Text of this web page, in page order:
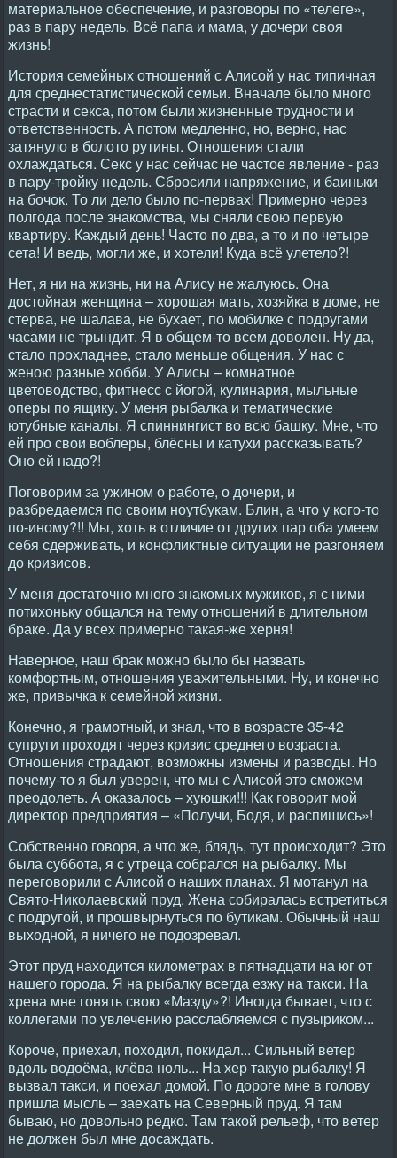
материальное обеспечение, и разговоры по «телеге»,
раз в пару недель. Всё папа и мама, у дочери своя
жизнь!
История семейных отношений с Алисой у нас типичная
для среднестатистической семьи. Вначале было много
страсти и секса, потом были жизненные трудности и
ответственность. А потом медленно, но, верно, нас
затянуло в болото рутины. Отношения стали
охлаждаться. Секс у нас сейчас не частое явление - раз
в пару-тройку недель. Сбросили напряжение, и баиньки
на бочок. То ли дело было по-первах! Примерно через
полгода после знакомства, мы сняли свою первую
квартиру. Каждый день! Часто по два, а то и по четыре
сета! И ведь, могли же, и хотели! Куда всё улетело?!
Нет, я ни на жизнь, ни на Алису не жалуюсь. Она
достойная женщина – хорошая мать, хозяйка в доме, не
стерва, не шалава, не бухает, по мобилке с подругами
часами не трындит. Я в общем-то всем доволен. Ну да,
стало прохладнее, стало меньше общения. У нас с
женою разные хобби. У Алисы – комнатное
цветоводство, фитнесс с йогой, кулинария, мыльные
оперы по ящику. У меня рыбалка и тематические
ютубные каналы. Я спиннингист во всю башку. Мне, что
ей про свои воблеры, блёсны и катухи рассказывать?
Оно ей надо?!
Поговорим за ужином о работе, о дочери, и
разбредаемся по своим ноутбукам. Блин, а что у кого-то
по-иному?!! Мы, хоть в отличие от других пар оба умеем
себя сдерживать, и конфликтные ситуации не разгоняем
до кризисов.
У меня достаточно много знакомых мужиков, я с ними
потихоньку общался на тему отношений в длительном
браке. Да у всех примерно такая-же херня!
Наверное, наш брак можно было бы назвать
комфортным, отношения уважительными. Ну, и конечно
же, привычка к семейной жизни.
Конечно, я грамотный, и знал, что в возрасте 35-42
супруги проходят через кризис среднего возраста.
Отношения страдают, возможны измены и разводы. Но
почему-то я был уверен, что мы с Алисой это сможем
преодолеть. А оказалось – хуюшки!!! Как говорит мой
директор предприятия – «Получи, Бодя, и распишись»!
Собственно говоря, а что же, блядь, тут происходит? Это
была суббота, я с утреца собрался на рыбалку. Мы
переговорили с Алисой о наших планах. Я мотанул на
Свято-Николаевский пруд. Жена собиралась встретиться
с подругой, и прошвырнуться по бутикам. Обычный наш
выходной, я ничего не подозревал.
Этот пруд находится километрах в пятнадцати на юг от
нашего города. Я на рыбалку всегда езжу на такси. На
хрена мне гонять свою «Мазду»?! Иногда бывает, что с
коллегами по увлечению расслабляемся с пузыриком...
Короче, приехал, походил, покидал... Сильный ветер
вдоль водоёма, клёва ноль... На хер такую рыбалку! Я
вызвал такси, и поехал домой. По дороге мне в голову
пришла мысль – заехать на Северный пруд. Я там
бываю, но довольно редко. Там такой рельеф, что ветер
не должен был мне досаждать.